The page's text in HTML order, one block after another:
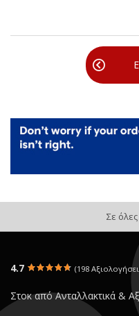
Σε
4.7 (198
Στοκ από Ανταλλακτικά &